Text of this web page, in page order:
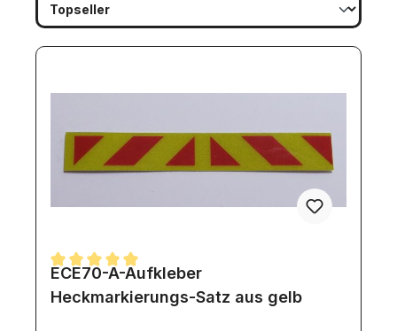
Durchschnittliche Bewertung von 5 von 5 Sternen
ECE70-A-Aufkleber
Heckmarkierungs-Satz aus gelb